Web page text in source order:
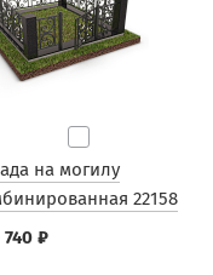
на могилу
22158
740 ₽